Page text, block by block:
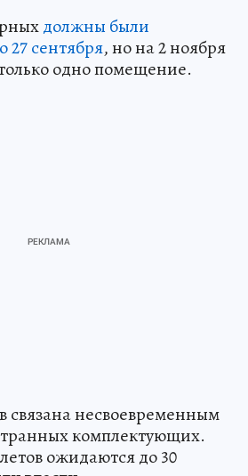
должны были
27 сентября, но на 2 ноября
одно помещение.
связана несвоевременным
комплектующих.
ожидаются до 30